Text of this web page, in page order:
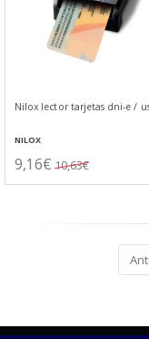
Nilox lector tarjetas dni-e /
NILOX
9,16€ 10,63€